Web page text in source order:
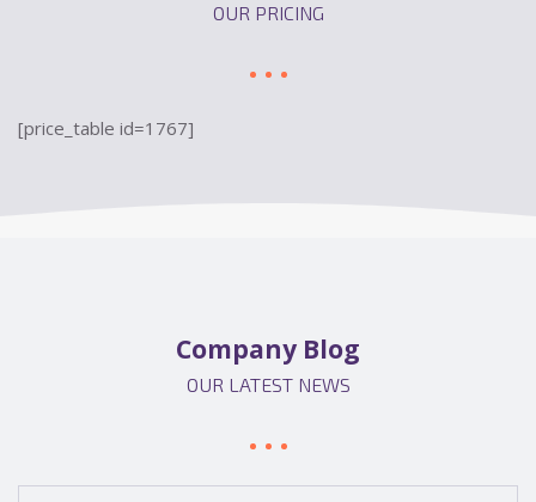
OUR PRICING
[price_table id=1767]
Company Blog
OUR LATEST NEWS